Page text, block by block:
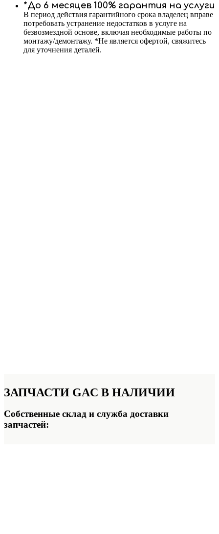
*До 6 месяцев 100% гарантия на услуги
В период действия гарантийного срока владелец вправе
потребовать устранение недостатков в услуге на
безвозмездной основе, включая необходимые работы по
монтажу/демонтажу. *Не является офертой, свяжитесь
для уточнения деталей.
ЗАПЧАСТИ GAC В НАЛИЧИИ
Собственные склад и служба доставки
запчастей: